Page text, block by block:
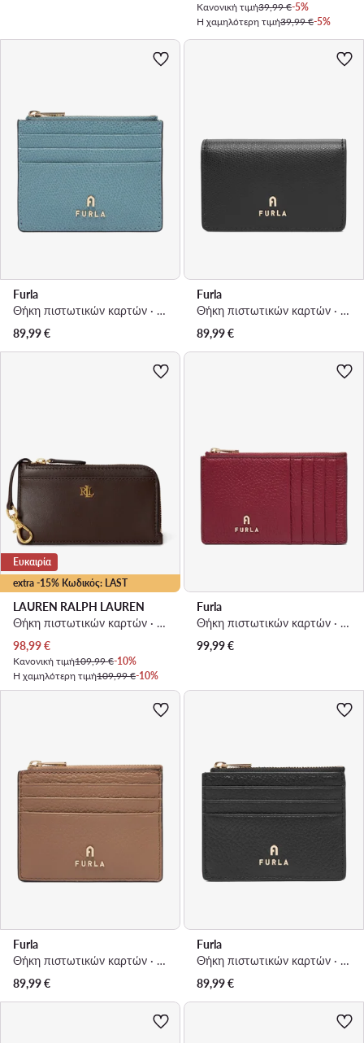
Κανονική τιμή39,99 €-5%
Η χαμηλότερη τιμή39,99 €-5%
Furla
Θήκη πιστωτικών καρτών · Τυρκουάζ
89,99€
Furla
Θήκη πιστωτικών καρτών · Μαύρο
89,99€
extra -15% Κωδικός: LAST
Ευκαιρία
LAUREN RALPH LAUREN
Θήκη πιστωτικών καρτών · Καφέ
Τρέχουσα τιμή
98,99€
Κανονική τιμή109,99 €-10%
Η χαμηλότερη τιμή109,99 €-10%
Furla
Θήκη πιστωτικών καρτών · Μπορντό
99,99€
Furla
Θήκη πιστωτικών καρτών · Καφέ
89,99€
Furla
Θήκη πιστωτικών καρτών · Μαύρο
89,99€